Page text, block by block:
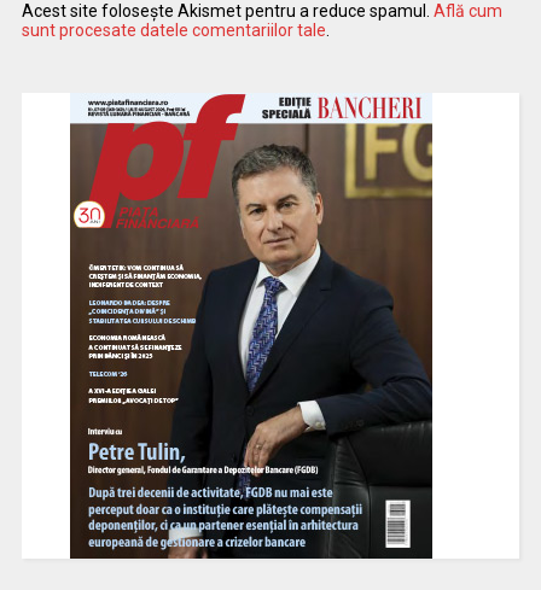
Acest site folosește Akismet pentru a reduce spamul. Află cum
sunt procesate datele comentariilor tale